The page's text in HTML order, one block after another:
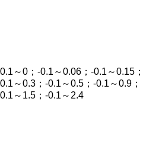
～0；-0.1～0.06；-0.1～0.15；
～0.3；-0.1～0.5；-0.1～0.9；
～1.5；-0.1～2.4